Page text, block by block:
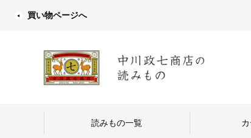
買い物ページへ
読みもの一覧